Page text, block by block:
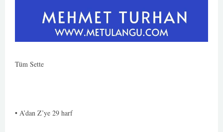
Tüm Sette
• A’dan Z’ye 29 harf